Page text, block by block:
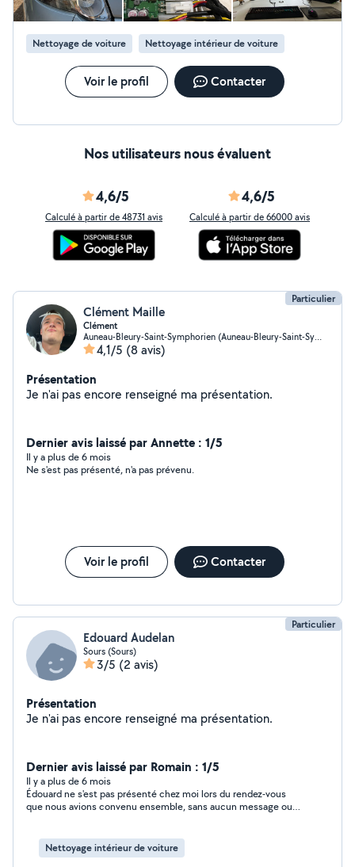
Nettoyage de voiture Nettoyage intérieur de voiture
Voir le profil Contacter
Nos utilisateurs nous évaluent
4,6/5
Calculé à partir de 48731 avis
4,6/5
Calculé à partir de 66000 avis
Particulier
Clément Maille
Clément
Auneau-Bleury-Saint-Symphorien (Auneau-Bleury-Saint-Symphorien)
4,1/5 (8 avis)
Présentation
Je n'ai pas encore renseigné ma présentation.
Dernier avis laissé par Annette : 1/5
Il y a plus de 6 mois
Ne s'est pas présenté, n'a pas prévenu.
Voir le profil Contacter
Particulier
Edouard Audelan
Sours (Sours)
3/5 (2 avis)
Présentation
Je n'ai pas encore renseigné ma présentation.
Dernier avis laissé par Romain : 1/5
Il y a plus de 6 mois
Édouard ne s'est pas présenté chez moi lors du rendez-vous
que nous avions convenu ensemble, sans aucun message ou
Nettoyage intérieur de voiture